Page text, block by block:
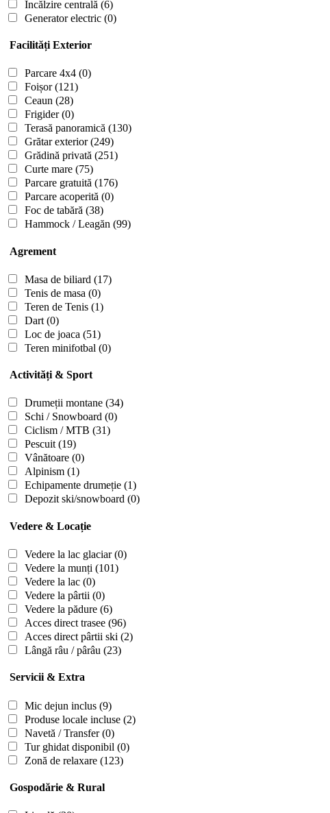
Încălzire centrală (6)
Generator electric (0)
Facilități Exterior
Parcare 4x4 (0)
Foișor(121)
Ceaun (28)
Frigider(0)
Terasă panoramică (130)
Grătar exterior(249)
Grădină privată (251)
Curte mare (75)
Parcare gratuită (176)
Parcare acoperită (0)
Foc de tabără (38)
Hammock / Leagăn (99)
Agrement
Masa de biliard (17)
Tenis de masa (0)
Teren de Tenis (1)
Dart (0)
Loc de joaca (51)
Teren minifotbal (0)
Activități & Sport
Drumeții montane (34)
Schi / Snowboard (0)
Ciclism / MTB (31)
Pescuit(19)
Vânătoare (0)
Alpinism (1)
Echipamente drumeție (1)
Depozit ski/snowboard (0)
Vedere & Locație
Vedere la lac glaciar(0)
Vedere la munți (101)
Vedere la lac (0)
Vedere la pârtii (0)
Vedere la pădure (6)
Acces direct trasee (96)
Acces direct pârtii ski (2)
Lângă râu / pârâu (23)
Servicii & Extra
Mic dejun inclus (9)
Produse locale incluse (2)
Navetă / Transfer(0)
Tur ghidat disponibil (0)
Zonă de relaxare (123)
Gospodărie & Rural